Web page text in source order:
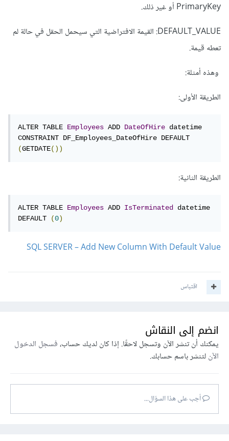
PrimaryKey أو غير ذلك.
DEFAULT_VALUE: القيمة الافتراضية التي سيحمل الحقل في حالة لم
تعطه قيمة.
وهذه أمثلة:
الطريقة الأولى:
ALTER TABLE Employees ADD DateOfHire datetime
(GETDATE())
الطريقة الثانية:
ALTER TABLE Employees ADD IsTerminated datetime
DEFAULT (0)
SQL SERVER – Add New Column With Default Value
اقتباس
انضم إلى النقاش
يمكنك أن تنشر الآن وتسجل لاحقًا. إذا كان لديك حساب،فسجل الدخول
الآنلتنشر باسم حسابك.
أجب على هذا السؤال...